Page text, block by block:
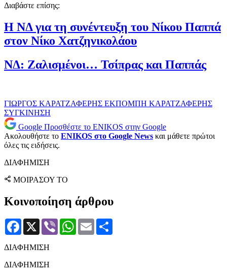
Διαβάστε επίσης:
Η ΝΔ για τη συνέντευξη του Νίκου Παππά
στον Νίκο Χατζηνικολάου
ΝΔ: Ζαλισμένοι… Τσίπρας και Παππάς
ΓΙΩΡΓΟΣ ΚΑΡΑΤΖΑΦΕΡΗΣ ΕΚΠΟΜΠΗ ΚΑΡΑΤΖΑΦΕΡΗΣ
ΣΥΓΚΙΝΗΣΗ
Google Προσθέστε το ENIKOS στην Google
Ακολουθήστε το ENIKOS στο Google News και μάθετε πρώτοι
όλες τις ειδήσεις.
ΔΙΑΦΗΜΙΣΗ
ΜΟΙΡΑΣΟΥ ΤΟ
Κοινοποίηση άρθρου
Facebook
X Viber WhatsApp
Email
ΔΙΑΦΗΜΙΣΗ
ΔΙΑΦΗΜΙΣΗ